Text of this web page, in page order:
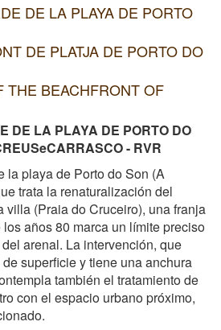
DE LA PLAYA DE PORTO
DE PLATJA DE PORTO DO
THE BEACHFRONT OF
DE LA PLAYA DE PORTO DO
- RVR
la playa de Porto do Son (A
trata la renaturalización del
villa (Praia do Cruceiro), una franja
años 80 marca un límite preciso
arenal. La intervención, que
superficie y tiene una anchura
también el tratamiento de
con el espacio urbano próximo,